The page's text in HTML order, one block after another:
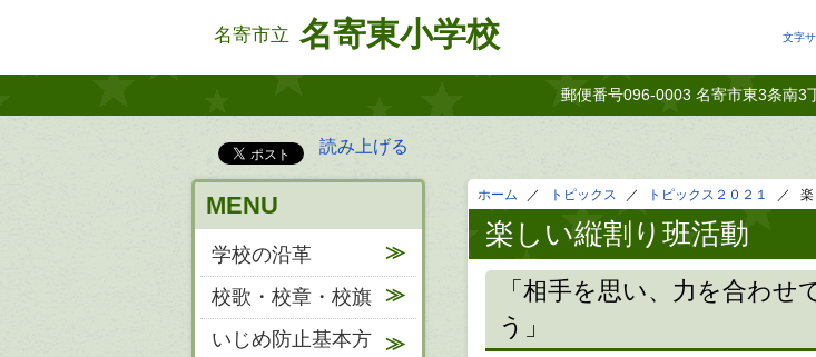
名寄市立 名寄東小学校 文字
郵便番号096-0003 名寄市東3条南3
読み上げる
ホーム トピックス トピックス２０２１
楽しい縦割り班活動
「相手を思い、力を合わ
う」
MENU
学校の沿革
校歌・校章・校旗
いじめ防止基本方